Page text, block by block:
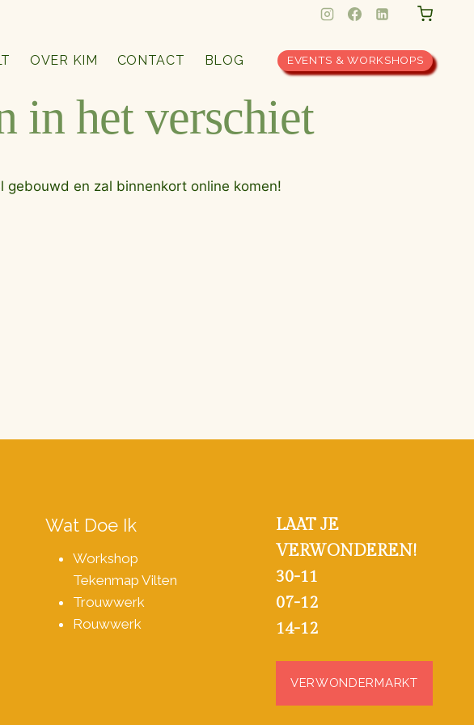
OVER KIM CONTACT BLOG EVENTS & WORKSHOPS
in het verschiet
en zal binnenkort online komen!
Wat Doe Ik
Workshop
Tekenmap Vilten
Trouwwerk
Rouwwerk
LAAT JE
VERWONDEREN!
30-11
07-12
14-12
VERWONDERMARKT